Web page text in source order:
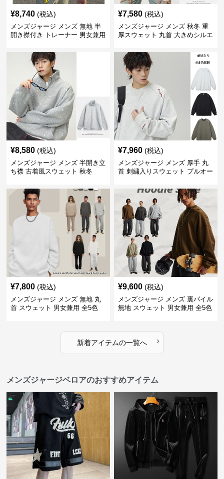
¥8,740 (税込)
メンズジャージ メンズ 無地 半
開き襟付き トレーナー 男女兼用
¥7,580 (税込)
メンズジャージ メンズ 秋冬 重
厚スウェット 丸首 大きめシルエ
¥8,580 (税込)
メンズジャージ メンズ 半開き立
ち襟 古着風スウェット 秋冬
¥7,960 (税込)
メンズジャージ メンズ 厚手 丸
首 刺繍入りスウェット プルオー
¥7,800 (税込)
メンズジャージ メンズ 無地 丸
首 スウェット 男女兼用 全5色
¥9,600 (税込)
メンズジャージ メンズ 裏パイル
無地 スウェット 男女兼用 全5色
新着アイテムの一覧へ ›
メンズジャージベロアのおすすめアイテム